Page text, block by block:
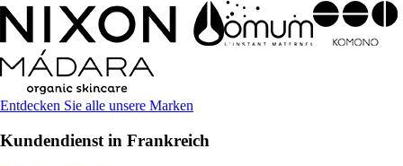
Entdecken Sie alle unsere Marken
Kundendienst in Frankreich